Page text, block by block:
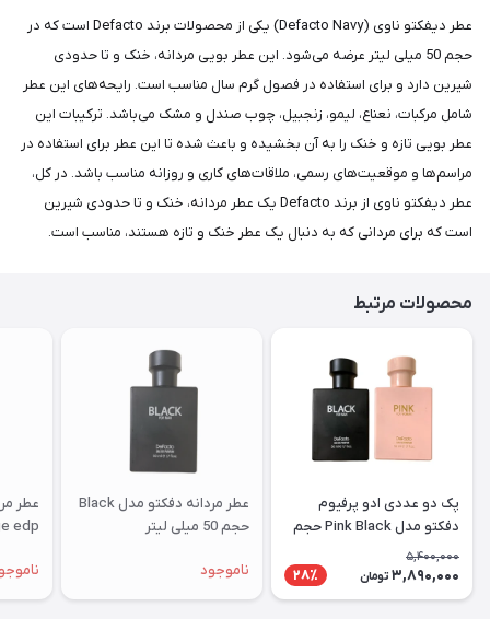
عطر دیفکتو ناوی (Defacto Navy) یکی از محصولات برند Defacto است که در
حجم 50 میلی لیتر عرضه می‌شود. این عطر بویی مردانه، خنک و تا حدودی
شیرین دارد و برای استفاده در فصول گرم سال مناسب است. رایحه‌های این عطر
شامل مرکبات، نعناع، لیمو، زنجبیل، چوب صندل و مشک می‌باشد. ترکیبات این
عطر بویی تازه و خنک را به آن بخشیده و باعث شده تا این عطر برای استفاده در
مراسم‌ها و موقعیت‌های رسمی، ملاقات‌های کاری و روزانه مناسب باشد. در کل،
عطر دیفکتو ناوی از برند Defacto یک عطر مردانه، خنک و تا حدودی شیرین
است که برای مردانی که به دنبال یک عطر خنک و تازه هستند، مناسب است.
محصولات مرتبط
پک دو عددی ادو پرفیوم
دفکتو مدل ‌‌Pink Black حجم
5,400,000
3,890,000 تومان 28٪
عطر مردانه دفکتو مدل Black
حجم 50 میلی لیتر
ناموجود
عطر